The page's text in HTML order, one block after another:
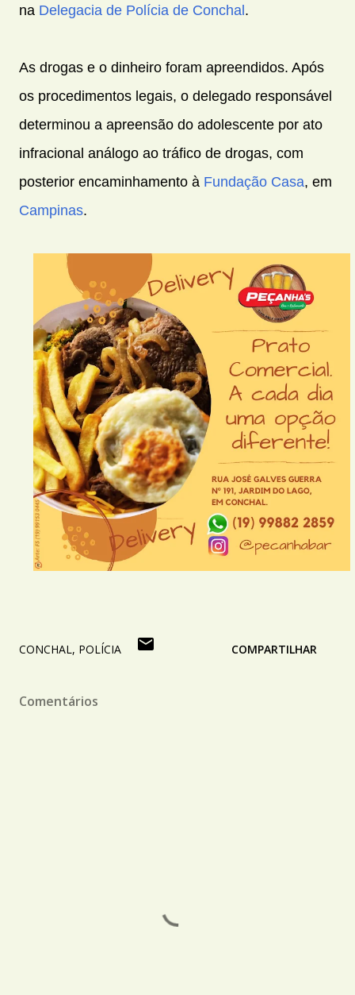
na Delegacia de Polícia de Conchal .
As drogas e o dinheiro foram apreendidos. Após
os procedimentos legais, o delegado responsável
determinou a apreensão do adolescente por ato
infracional análogo ao tráfico de drogas, com
posterior encaminhamento à Fundação Casa, em
Campinas.
CONCHAL POLÍCIA COMPARTILHAR
Comentários